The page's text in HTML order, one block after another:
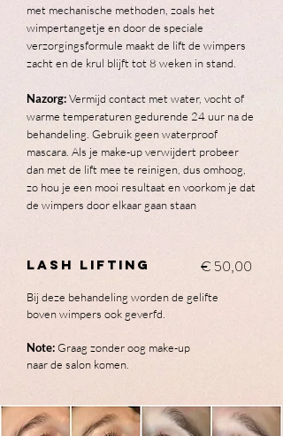
met mechanische methoden, zoals het
wimpertangetje en door de speciale
verzorgingsformule maakt de lift de wimpers
zacht en de krul blijft tot 8 weken in stand.
Nazorg:Vermijd contact met water, vocht of
warme temperaturen gedurende 24 uur na de
behandeling. Gebruik geen waterproof
mascara. Als je make-up verwijdert probeer
dan met de lift mee te reinigen, dus omhoog,
zo hou je een mooi resultaat en voorkom je dat
de wimpers door elkaar gaan staan
lash lifting € 50,00
Bij deze behandeling worden de gelifte
boven wimpers ook geverfd.
Note:Graag zonder oog make-up
naar de salon komen.